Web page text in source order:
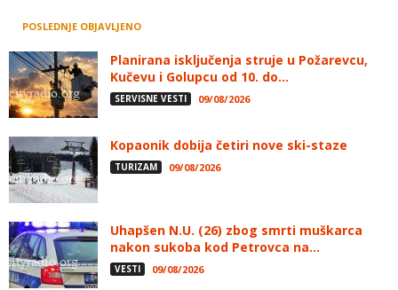
POSLEDNJE OBJAVLJENO
Planirana isključenja struje u Požarevcu,
Kučevu i Golupcu od 10. do...
SERVISNE VESTI 09/08/2026
Kopaonik dobija četiri nove ski-staze
TURIZAM 09/08/2026
Uhapšen N.U. (26) zbog smrti muškarca
nakon sukoba kod Petrovca na...
VESTI 09/08/2026